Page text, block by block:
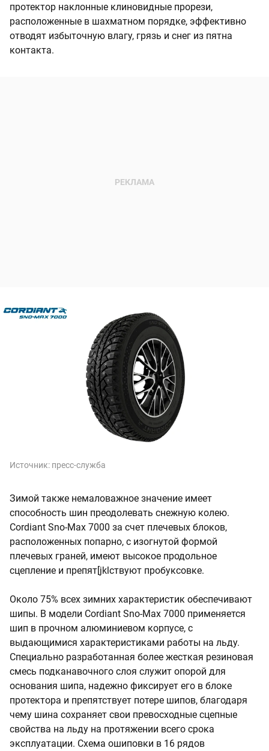
протектор наклонные клиновидные прорези,
расположенные в шахматном порядке, эффективно
отводят избыточную влагу, грязь и снег из пятна
контакта.
Источник: пресс-служба
Зимой также немаловажное значение имеет
способность шин преодолевать снежную колею.
Cordiant Sno-Max 7000 за счет плечевых блоков,
расположенных попарно, с изогнутой формой
плечевых граней, имеют высокое продольное
сцепление и препят[jklствуют пробуксовке.
Около 75% всех зимних характеристик обеспечивают
шипы. В модели Cordiant Sno-Max 7000 применяется
шип в прочном алюминиевом корпусе, с
выдающимися характеристиками работы на льду.
Специально разработанная более жесткая резиновая
смесь подканавочного слоя служит опорой для
основания шипа, надежно фиксирует его в блоке
протектора и препятствует потере шипов, благодаря
чему шина сохраняет свои превосходные сцепные
свойства на льду на протяжении всего срока
эксплуатации. Схема ошиповки в 16 рядов